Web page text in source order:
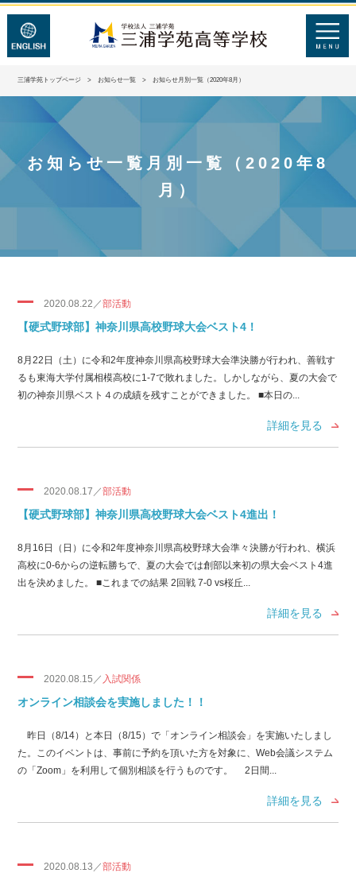
三浦学苑トップページ >お知らせ一覧 > お知らせ月別一覧（2020年8月）
お知らせ一覧月別一覧（2020年8
月）
2020.08.22／部活動
【硬式野球部】神奈川県高校野球大会ベスト4！
8月22日（土）に令和2年度神奈川県高校野球大会準決勝が行われ、善戦す
るも東海大学付属相模高校に1-7で敗れました。しかしながら、夏の大会で
初の神奈川県ベスト４の成績を残すことができました。 ■本日の...
詳細を見る
2020.08.17／部活動
【硬式野球部】神奈川県高校野球大会ベスト4進出！
8月16日（日）に令和2年度神奈川県高校野球大会準々決勝が行われ、横浜
高校に0-6からの逆転勝ちで、夏の大会では創部以来初の県大会ベスト4進
出を決めました。 ■これまでの結果 2回戦 7-0 vs桜丘...
詳細を見る
2020.08.15／ 入試関係
オンライン相談会を実施しました！！
昨日（8/14）と本日（8/15）で「オンライン相談会」を実施いたしまし
た。このイベントは、事前に予約を頂いた方を対象に、Web会議システム
の「Zoom」を利用して個別相談を行うものです。 2日間...
詳細を見る
2020.08.13／部活動